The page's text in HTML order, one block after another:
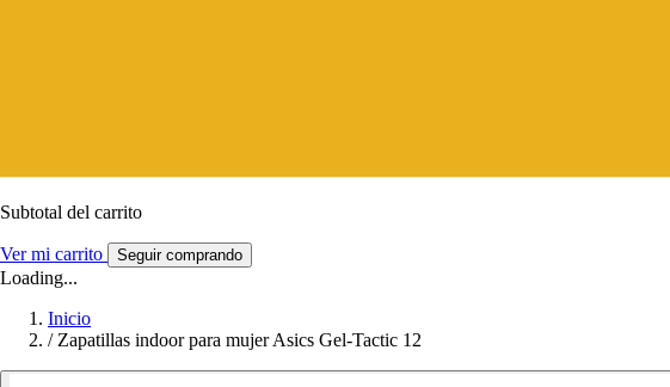
Subtotal del carrito
Ver mi carrito Seguir comprando
Loading...
Inicio
/ Zapatillas indoor para mujer Asics Gel-Tactic 12